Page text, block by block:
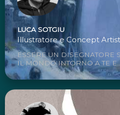
LUCA SOTGIU
Illustratore e Concept Artist
ESSERE UN DISEGNATORE
IL MONDO INTORNO A TE